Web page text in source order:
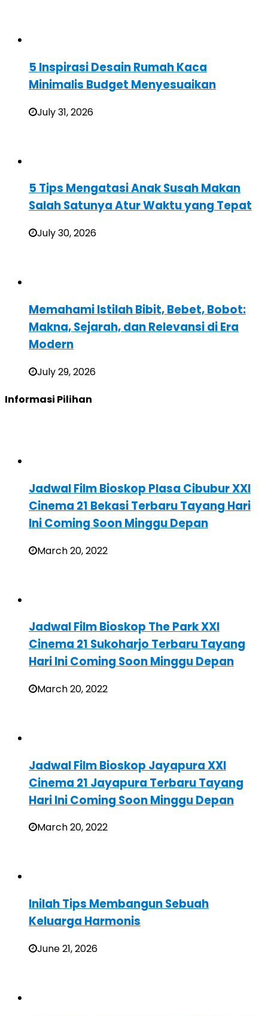
5 Inspirasi Desain Rumah Kaca
Minimalis Budget Menyesuaikan
July 31, 2026
5 Tips Mengatasi Anak Susah Makan
Salah Satunya Atur Waktu yang Tepat
July 30, 2026
Memahami Istilah Bibit, Bebet, Bobot:
Makna, Sejarah, dan Relevansi di Era
Modern
July 29, 2026
Informasi Pilihan
Jadwal Film Bioskop Plasa Cibubur XXI
Cinema 21 Bekasi Terbaru Tayang Hari
Ini Coming Soon Minggu Depan
March 20, 2022
Jadwal Film Bioskop The Park XXI
Cinema 21 Sukoharjo Terbaru Tayang
Hari Ini Coming Soon Minggu Depan
March 20, 2022
Jadwal Film Bioskop Jayapura XXI
Cinema 21 Jayapura Terbaru Tayang
Hari Ini Coming Soon Minggu Depan
March 20, 2022
Inilah Tips Membangun Sebuah
Keluarga Harmonis
June 21, 2026